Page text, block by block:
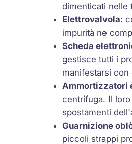
dimenticati nelle
Elettrovalvola:
impurità ne
Scheda
gestisce tutti i
manifestarsi con
Ammortizzatori
centrifuga. Il
spostamenti
Guarnizione
piccoli strappi